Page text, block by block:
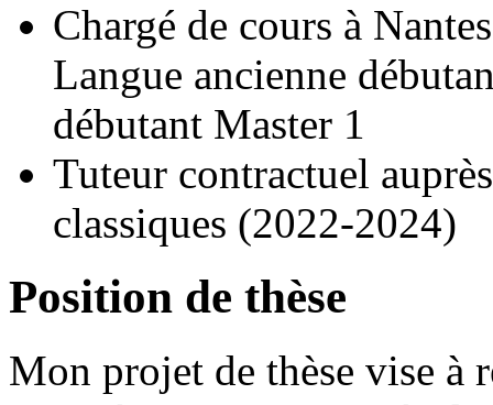
Chargé de cours à
Langue ancienne
débutant Master 1
Tuteur contractuel
classiques (2022-2024)
Position de thèse
Mon projet de thèse vise à